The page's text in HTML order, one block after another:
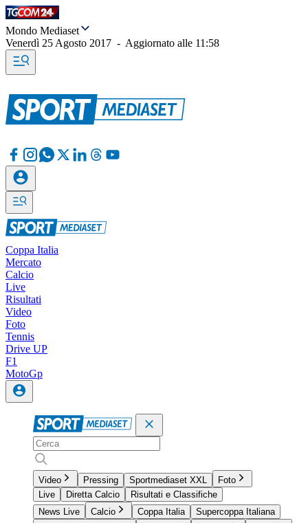
Mondo Mediaset
Venerdì 25 Agosto 2017 - Aggiornato alle 11:58
Coppa Italia
Mercato
Calcio
Live
Risultati
Video
Foto
Tennis
Drive UP
F1
MotoGp
Video Pressing Sportmediaset XXL
Foto
Live
Diretta Calcio
Risultati e Classifiche
News Live
Calcio Coppa Italia
Supercoppa Italiana